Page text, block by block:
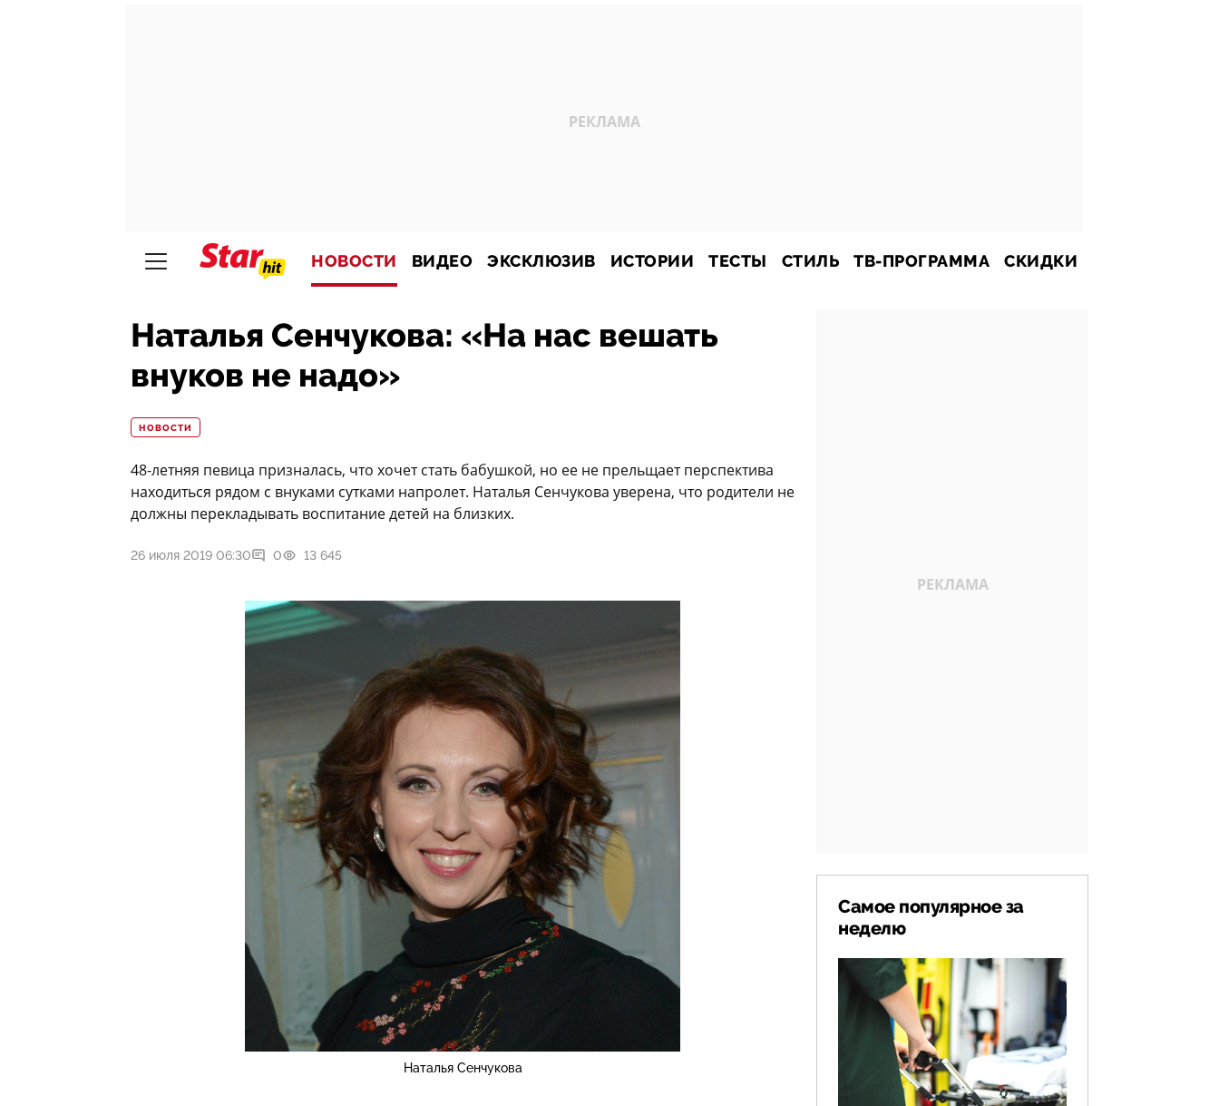
НОВОСТИ ВИДЕО ЭКСКЛЮЗИВ ИСТОРИИ ТЕСТЫ СТИЛЬ ТВ-ПРОГРАММА СКИДКИ
Наталья Сенчукова: «На нас вешать
внуков не надо»
НОВОСТИ
48-летняя певица призналась, что хочет стать бабушкой, но ее не прельщает перспектива
находиться рядом с внуками сутками напролет. Наталья Сенчукова уверена, что родители не
должны перекладывать воспитание детей на близких.
26 июля 2019 06:30 0 13 645
Наталья Сенчукова
Самое популярное за
неделю